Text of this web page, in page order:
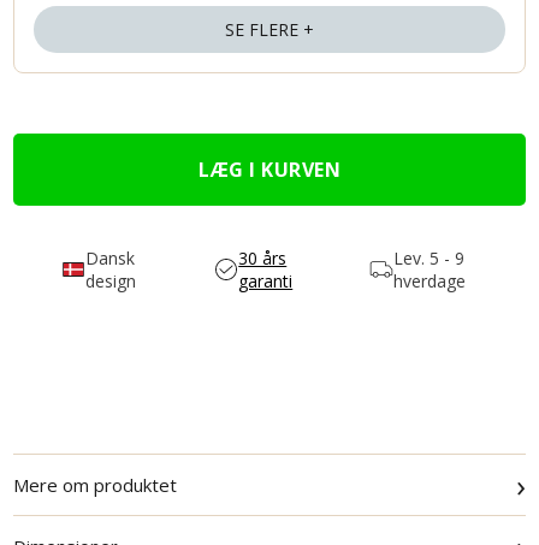
SE FLERE +
Dansk
design
30 års
garanti
Lev.5 - 9
hverdage
Mere om produktet ›